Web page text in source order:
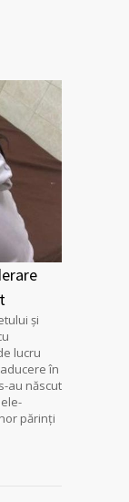
și
lucru
în
au născut
părinți